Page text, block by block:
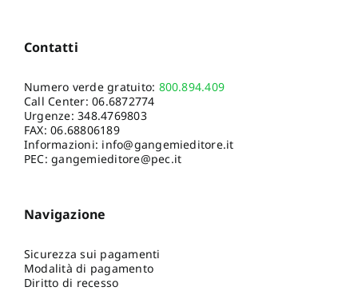
Contatti
Numero verde gratuito: 800.894.409
Call Center:06.6872774
Urgenze:348.4769803
FAX: 06.68806189
Informazioni: info@gangemieditore.it
PEC: gangemieditore@pec.it
Navigazione
Sicurezza sui pagamenti
Modalità di pagamento
Diritto di recesso